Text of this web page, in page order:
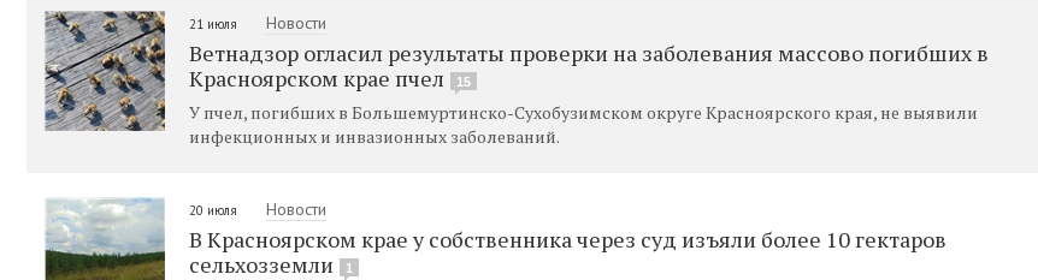
21 июля Новости
Ветнадзор огласил результаты проверки на заболевания массово погибших в
Красноярском крае пчел
15
У пчел, погибших в Большемуртинско-Сухобузимском округе Красноярского края, не выявили
инфекционных и инвазионных заболеваний.
20 июля Новости
В Красноярском крае у собственника через суд изъяли более 10 гектаров
сельхозземли
1